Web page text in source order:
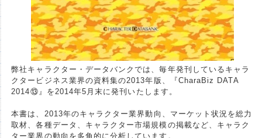
弊社キャラクター・データバンクでは、毎年発刊しているキャラ
クタービジネス業界の資料集の2013年版、『CharaBiz DATA
2014⑬』を2014年5月末に発刊いたします。
本書は、2013年のキャラクター業界動向、マーケット状況を総力
取材、各種データ、キャラクター市場規模の掲載など、キャラク
ター業界の動向を多角的に分析しています。